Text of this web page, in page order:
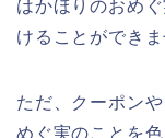
はかほりのおめ
けることができ
ただ、クーポン
めぐ実のことを